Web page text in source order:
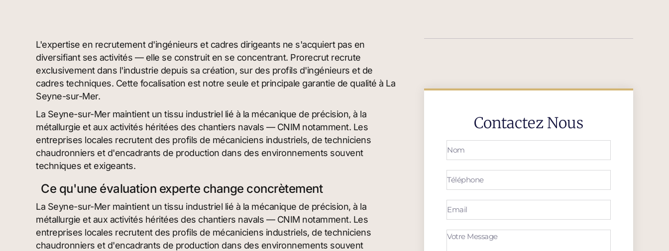
L'expertise en recrutement d'ingénieurs et cadres dirigeants ne s'acquiert pas en
diversifiant ses activités — elle se construit en se concentrant. Prorecrut recrute
exclusivement dans l'industrie depuis sa création, sur des profils d'ingénieurs et de
cadres techniques. Cette focalisation est notre seule et principale garantie de qualité à La
Seyne-sur-Mer.
La Seyne-sur-Mer maintient un tissu industriel lié à la mécanique de précision, à la
métallurgie et aux activités héritées des chantiers navals — CNIM notamment. Les
entreprises locales recrutent des profils de mécaniciens industriels, de techniciens
chaudronniers et d'encadrants de production dans des environnements souvent
techniques et exigeants.
Ce qu'une évaluation experte change concrètement
La Seyne-sur-Mer maintient un tissu industriel lié à la mécanique de précision, à la
métallurgie et aux activités héritées des chantiers navals — CNIM notamment. Les
entreprises locales recrutent des profils de mécaniciens industriels, de techniciens
chaudronniers et d'encadrants de production dans des environnements souvent
Contactez Nous